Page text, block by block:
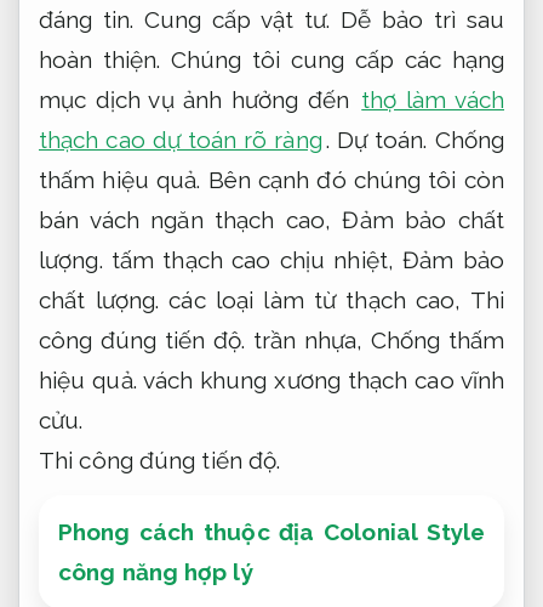
đáng tin.Cung cấp vật tư. Dễ bảo trì sau
hoàn thiện. Chúng tôi cung cấp các hạng
mục dịch vụ ảnh hưởng đến thợ làm vách
thạch cao dự toán rõ ràng. Dự toán. Chống
thấm hiệu quả. Bên cạnh đó chúng tôi còn
bán vách ngăn thạch cao,Đảm bảo chất
lượng. tấm thạch cao chịu nhiệt,Đảm bảo
chất lượng. các loại làm từ thạch cao, Thi
công đúng tiến độ. trần nhựa, Chống thấm
hiệu quả. vách khung xương thạch cao vĩnh
cửu.
Thi công đúng tiến độ.
Phong cách thuộc địa Colonial Style
công năng hợp lý